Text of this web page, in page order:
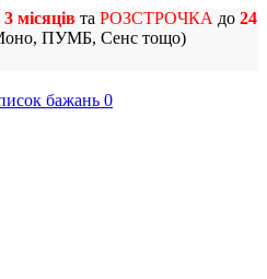
3 місяців та РОЗСТРОЧКА до 24
ПУМБ, Сенс тощо)
0